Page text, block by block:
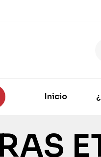
Inicio